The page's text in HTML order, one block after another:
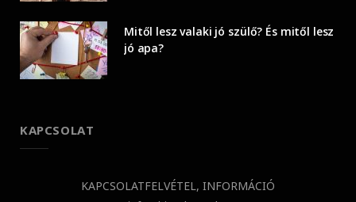
Mitől lesz valaki jó szülő? És mitől lesz
jó apa?
KAPCSOLAT
KAPCSOLATFELVÉTEL, INFORMÁCIÓ